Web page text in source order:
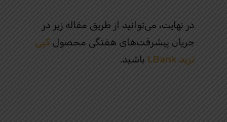
در نهایت، می‌توانید از طریق مقاله زیر در
جریان پیشرفت‌های هفتگی محصول کپی
ترید LBank باشید.